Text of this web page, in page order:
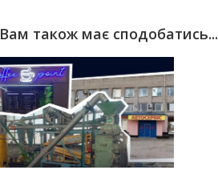
Вам також має сподобатись...